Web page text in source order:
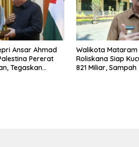
Ansar Ahmad
Pererat
Tegaskan
Walikota Mataram
Roliskana Siap
821 Miliar,